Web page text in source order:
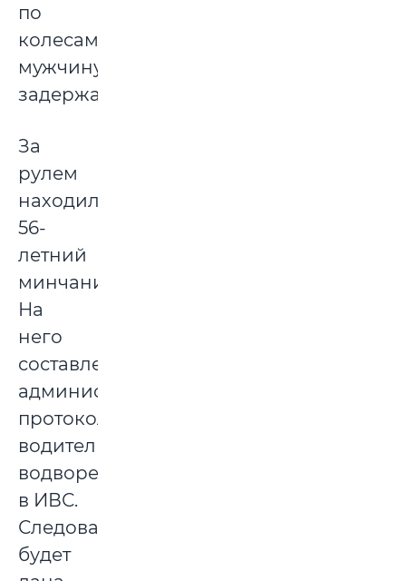
по
колесам
мужчину
задержали.
За
рулем
находился
56-
летний
минчанин.
На
него
составлены
административные
протоколы,
водитель
водворен
в ИВС.
Следователями
будет